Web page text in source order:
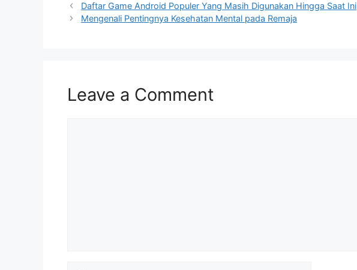
Daftar Game Android Populer Yang Masih Digunakan Hingga Saat Ini
Mengenali Pentingnya Kesehatan Mental pada Remaja
Leave a Comment